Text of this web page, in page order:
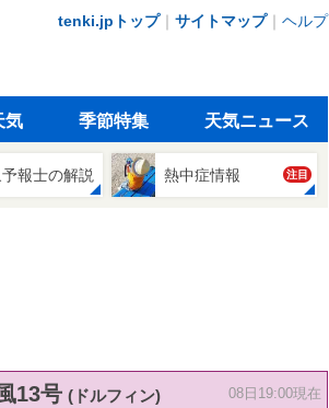
tenki.jpトップ｜ サイトマップ｜ ヘルプ
気 季節特集 天気ニュース
報士の解説 熱中症情報 注目
13号 (ドルフィン) 08日19:00現在